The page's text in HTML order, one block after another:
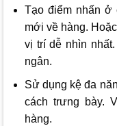
Tạo điểm nhấn ở
mới về hàng.
vị trí dễ nhìn
ngân.
Sử dụng kệ đa
cách trưng bày.
hàng.